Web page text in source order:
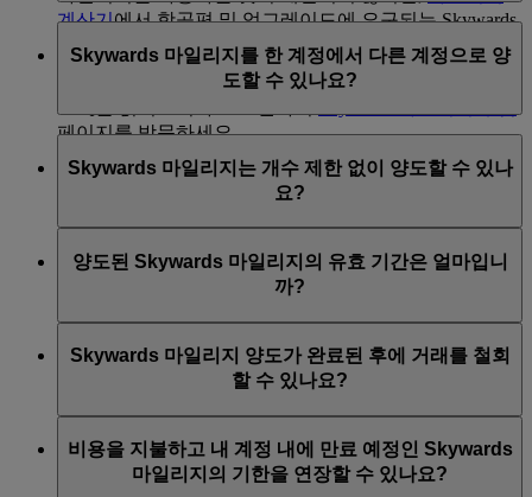
계산기에서 항공편 및 업그레이드에 요구되는 Skywards
마일리지를 확인하시길 권장합니다.
상 항공권에 사용하실 수 있습니다. 자세한 정보는
Skywards 마일리지를 구입하려면 어떻게 하면 되나요
페이지를 방문하세요.
에미레이트 항공 취항지행 보상 항공권에 마일리지가 얼
마나 필요한지 확인하려면마일리지 계산기
요.
Skywards 마일리지를 한 계정에서 다른 계정으로 양
도할 수 있나요?
리지를 양도할 수 있습니다.emirates.com
에 로그인한 후
에서 Skywards 마일리지 양도로 이동하거나,
의 센터에서 도움을 받으실 수도 있습니다.
양도 시점에 수신자의 세부정보를 꼼꼼히 확인하
역년마다 최대 50,000 Skywards 마일리지를 양도할
수 있으며, 1,000 Skywards 마일리지당 USD 15의
Skywards 마일리지는 개수 제한 없이 양도할 수 있나
요?
다른 에미레이트 Skywards 회원에게 한 역년에 최대
50,000 Skywards 마일리지를 양도할 수 있습니다.
양도된 Skywards 마일리지의 유효 기간은 얼마입니
까?
유효하며 해당 마일리지는 양도일로부터 3년이 되는 해
에 수신인의 생일이 있는 달에 만료됩니다.
Skywards 마일리지 양도가 완료된 후에 거래를 철회
할 수 있나요?
Skywards 마일리지를 원래 계정으로 되돌릴 수 없습니
비용을 지불하고 내 계정 내에 만료 예정인 Skywards
마일리지의 기한을 연장할 수 있나요?